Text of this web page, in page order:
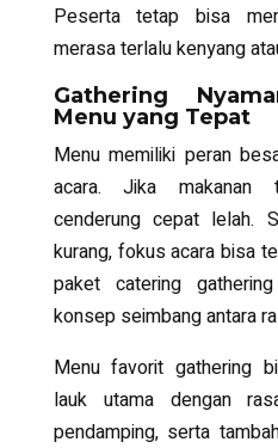
Peserta tetap bisa
merasa terlalu kenyang
Gathering
Menu yang Tepat
Menu memiliki peran
acara. Jika makanan
cenderung cepat lelah.
kurang, fokus acara bisa
paket catering
konsep seimbang antara
Menu favorit gathering
lauk utama dengan
pendamping, serta